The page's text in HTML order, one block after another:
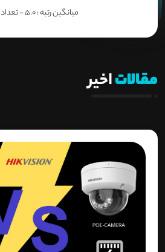
میانگین رتبه :5.0- تعداد
مقالاتاخیر